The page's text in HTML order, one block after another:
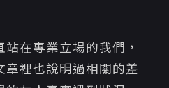
在專業立場的我們，
裡也說明過相關的差